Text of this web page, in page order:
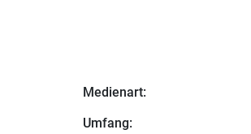
Medienart:
Umfang: